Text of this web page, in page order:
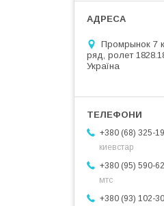
Промрынок 7
ряд, ролет
Україна
+380 (68) 325-
киевстар
+380 (95) 590-
мтс
+380 (93) 102-